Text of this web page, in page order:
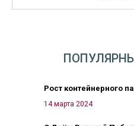
Рост контейнерного
14 марта 2024